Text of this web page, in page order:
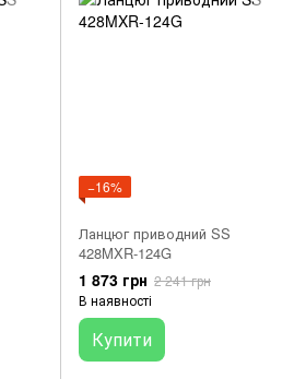
−16%
Ланцюг приводний SS
428MXR-124G
1 873 грн 2 241 грн
В наявності
Купити